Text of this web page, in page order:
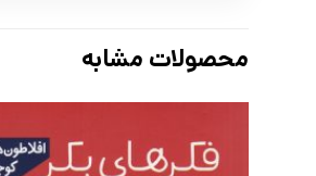
محصولات مشابه